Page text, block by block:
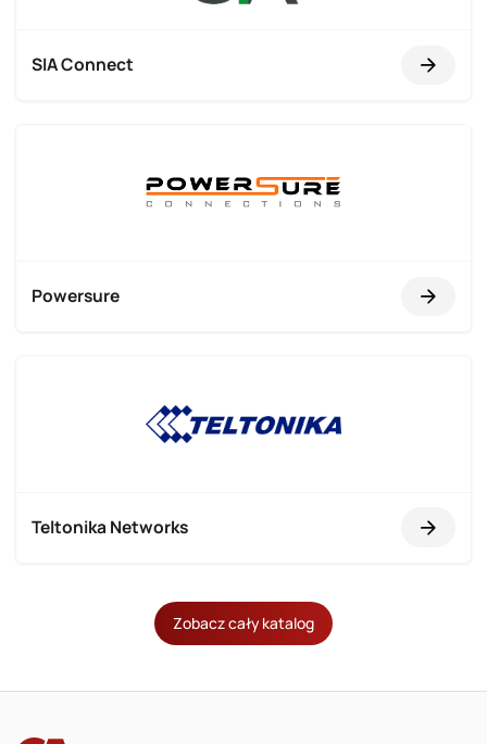
SIA Connect
Powersure
Teltonika Networks
Zobacz cały katalog